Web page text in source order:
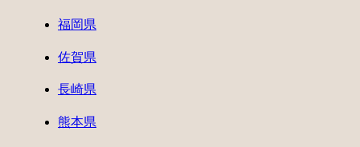
福岡県
佐賀県
長崎県
熊本県